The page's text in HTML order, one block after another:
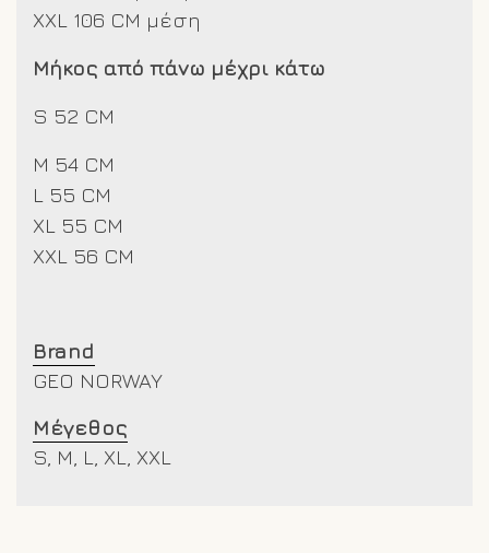
XXL 106 CM μέση
Μήκος από πάνω μέχρι κάτω
S 52 CM
M 54 CM
L 55 CM
XL 55 CM
XXL 56 CM
Brand
GEO NORWAY
Μέγεθος
S, M, L, XL, XXL